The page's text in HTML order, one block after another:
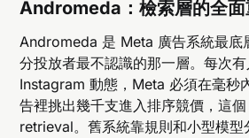
Andromeda：檢索層的全面
Andromeda 是 Meta 廣告系統最底
分投放者最不認識的那一層。每次
Instagram 動態，Meta 必須在毫秒
告裡挑出幾千支進入排序競價，這
retrieval。舊系統靠規則和小型模型